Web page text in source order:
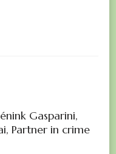
Gasparini,
Partner in crime